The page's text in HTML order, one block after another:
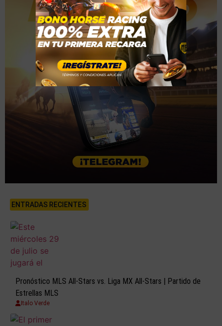
ENTRADAS RECIENTES
Pronóstico MLS All-Stars vs. Liga MX All-Stars | Partido de
Estrellas MLS
Italo Verde